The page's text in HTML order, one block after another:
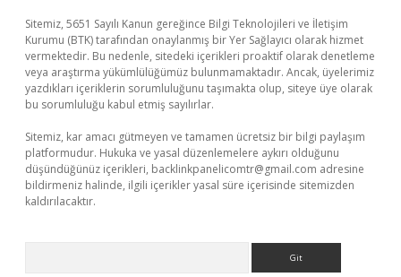
Sitemiz, 5651 Sayılı Kanun gereğince Bilgi Teknolojileri ve İletişim
Kurumu (BTK) tarafından onaylanmış bir Yer Sağlayıcı olarak hizmet
vermektedir. Bu nedenle, sitedeki içerikleri proaktif olarak denetleme
veya araştırma yükümlülüğümüz bulunmamaktadır. Ancak, üyelerimiz
yazdıkları içeriklerin sorumluluğunu taşımakta olup, siteye üye olarak
bu sorumluluğu kabul etmiş sayılırlar.
Sitemiz, kar amacı gütmeyen ve tamamen ücretsiz bir bilgi paylaşım
platformudur. Hukuka ve yasal düzenlemelere aykırı olduğunu
düşündüğünüz içerikleri, backlinkpanelicomtr@gmail.com adresine
bildirmeniz halinde, ilgili içerikler yasal süre içerisinde sitemizden
kaldırılacaktır.